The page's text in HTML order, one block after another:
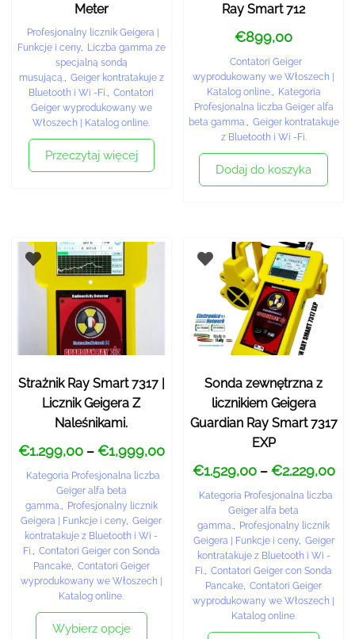
Meter
Profesjonalny licznik Geigera |
Funkcje i ceny, Liczba gamma ze
specjalną sondą
musującą., Geiger kontratakuje z
Bluetooth i Wi -Fi., Contatori
Geiger wyprodukowany we
Włoszech | Katalog online.
Przeczytaj więcej
Ray Smart 712
€899,00
Contatori Geiger
wyprodukowany we Włoszech |
Katalog online., Kategoria
Profesjonalna liczba Geiger alfa
beta gamma., Geiger kontratakuje
z Bluetooth i Wi -Fi.
Dodaj do koszyka
Strażnik Ray Smart 7317 |
Licznik Geigera Z
Naleśnikami.
€1.299,00 – €1,999,00
Kategoria Profesjonalna liczba
Geiger alfa beta
gamma., Profesjonalny licznik
Geigera | Funkcje i ceny, Geiger
kontratakuje z Bluetooth i Wi -
Fi., Contatori Geiger con Sonda
Pancake, Contatori Geiger
wyprodukowany we Włoszech |
Katalog online.
Wybierz opcje
Sonda zewnętrzna z
licznikiem Geigera
Guardian Ray Smart 7317
EXP
€1.529,00 – €2.229,00
Kategoria Profesjonalna liczba
Geiger alfa beta
gamma., Profesjonalny licznik
Geigera | Funkcje i ceny, Geiger
kontratakuje z Bluetooth i Wi -
Fi., Contatori Geiger con Sonda
Pancake, Contatori Geiger
wyprodukowany we Włoszech |
Katalog online.